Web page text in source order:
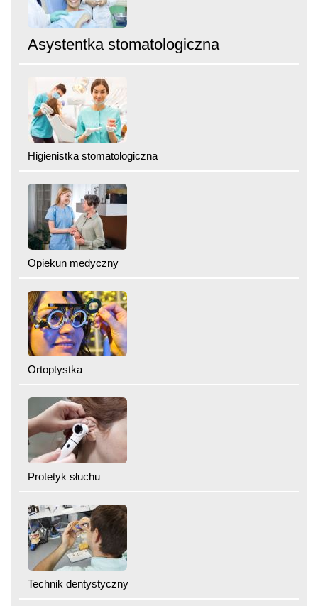
Asystentka stomatologiczna
Higienistka stomatologiczna
Opiekun medyczny
Ortoptystka
Protetyk słuchu
Technik dentystyczny